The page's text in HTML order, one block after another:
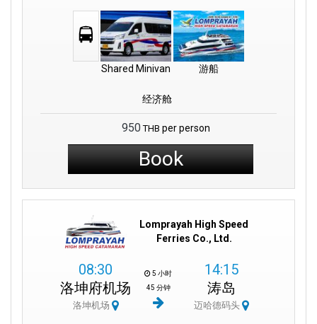
上旅程,沉浸于地道的泰国体验中。
泰国诺克航空等航空公司运营。
帕玛哈泰寺等标志性建筑不远。
泰国目的地 。
附近的市场出售皮影戏等传统工艺品。
Shared Minivan 游船
经济舱
950 THB per person
Book
Lomprayah High Speed
Ferries Co., Ltd.
08:30
洛坤府机场
洛坤机场
5 小时
45 分钟
14:15
涛岛
迈哈德码头